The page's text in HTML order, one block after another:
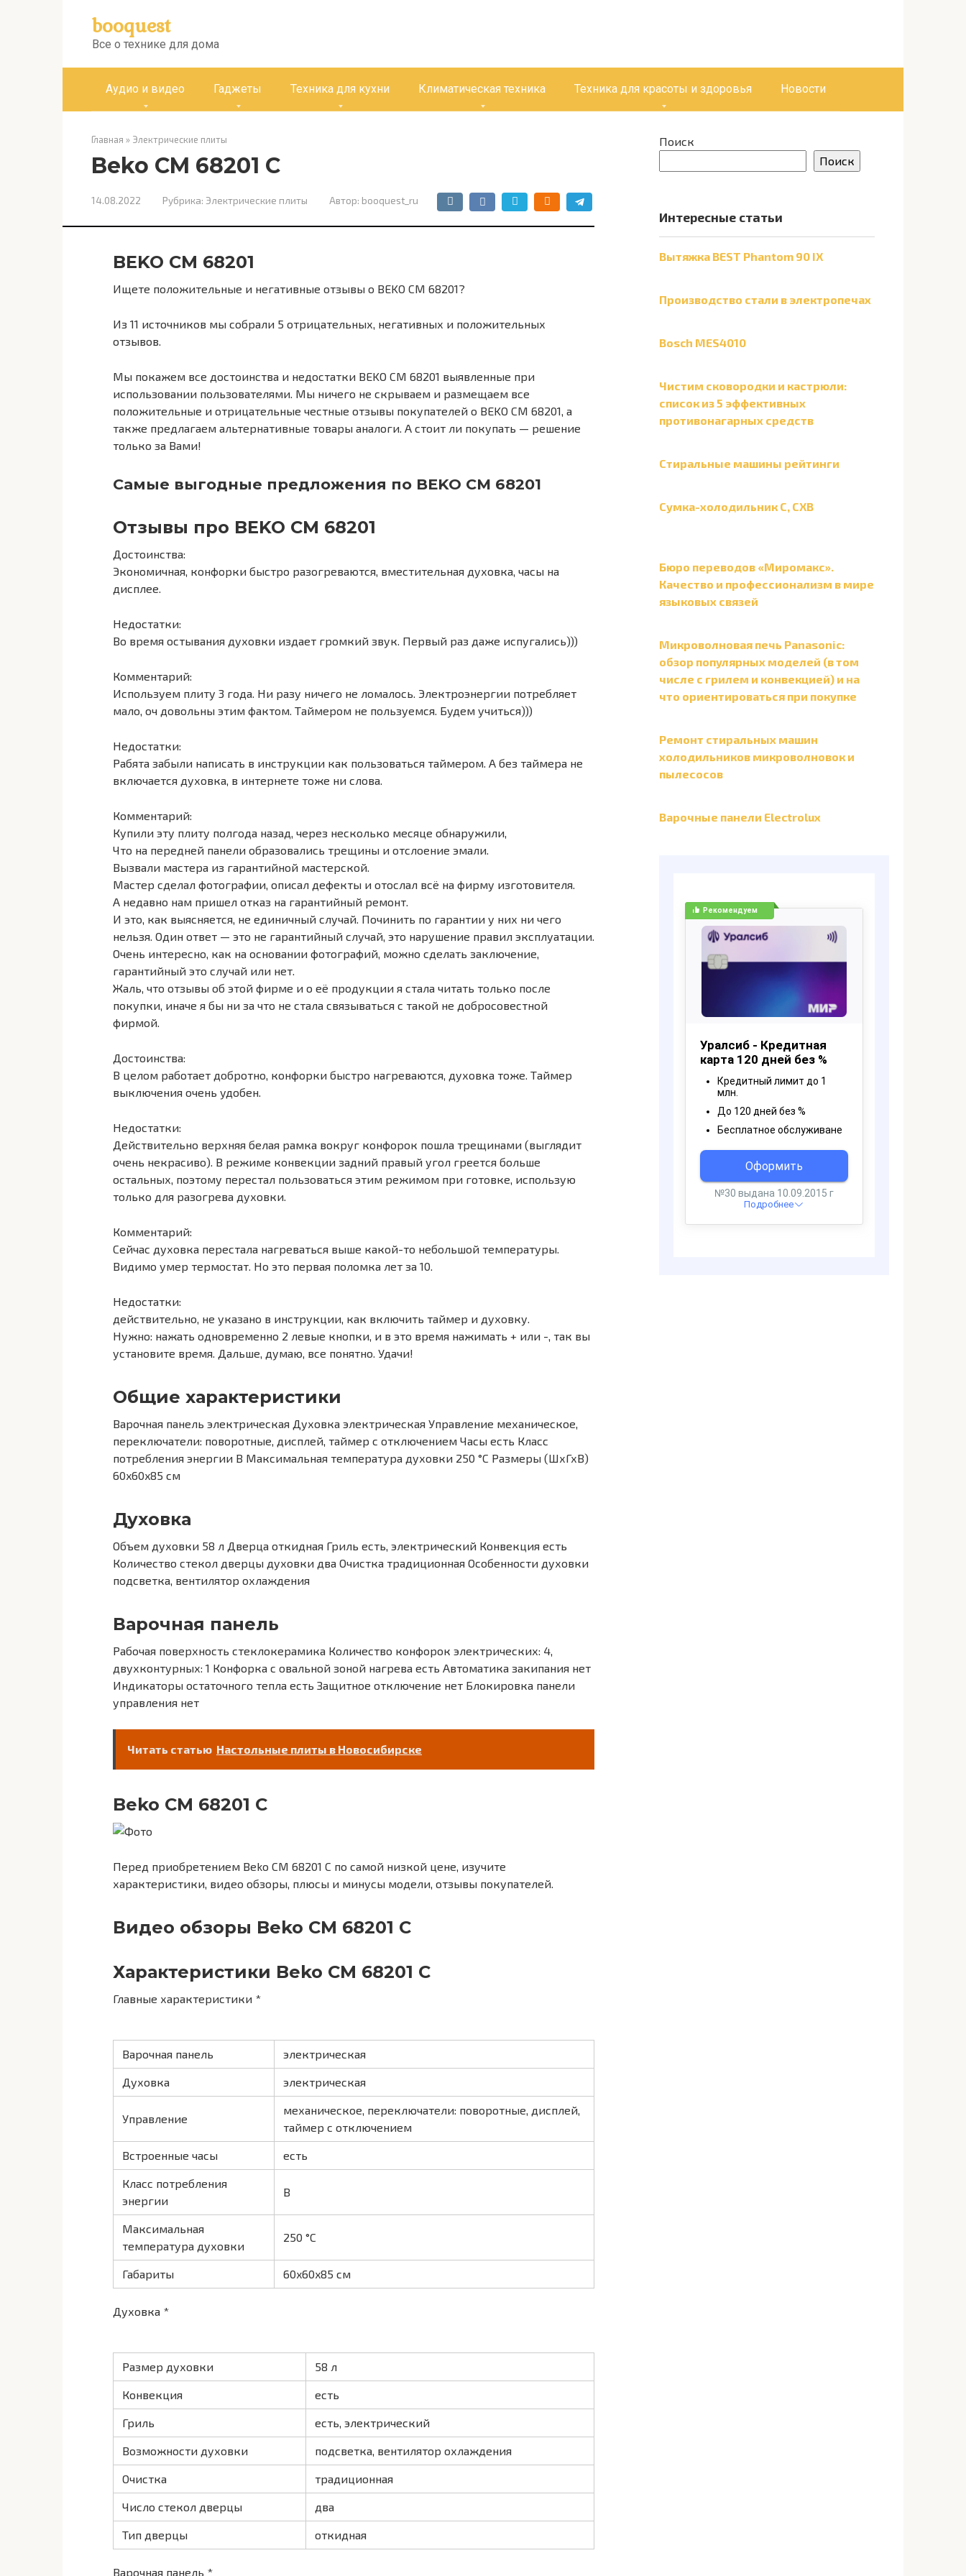
booquest
Все о технике для дома
Аудио и видео Гаджеты Техника для кухни Климатическая техника Техника для красоты и здоровья Новости
Главная » Электрические плиты
Beko CM 68201 C
14.08.2022 Рубрика: Электрические плиты Автор: booquest_ru
BEKO CM 68201
Ищете положительные и негативные отзывы о BEKO CM 68201?
Из 11 источников мы собрали 5 отрицательных, негативных и положительных
отзывов.
Мы покажем все достоинства и недостатки BEKO CM 68201 выявленные при
использовании пользователями. Мы ничего не скрываем и размещаем все
положительные и отрицательные честные отзывы покупателей о BEKO CM 68201, а
также предлагаем альтернативные товары аналоги. А стоит ли покупать — решение
только за Вами!
Самые выгодные предложения по BEKO CM 68201
Отзывы про BEKO CM 68201
Достоинства:
Экономичная, конфорки быстро разогреваются, вместительная духовка, часы на
дисплее.
Недостатки:
Во время остывания духовки издает громкий звук. Первый раз даже испугались)))
Комментарий:
Используем плиту 3 года. Ни разу ничего не ломалось. Электроэнергии потребляет
мало, оч довольны этим фактом. Таймером не пользуемся. Будем учиться)))
Недостатки:
Рабята забыли написать в инструкции как пользоваться таймером. А без таймера не
включается духовка, в интернете тоже ни слова.
Комментарий:
Купили эту плиту полгода назад, через несколько месяце обнаружили,
Что на передней панели образовались трещины и отслоение эмали.
Вызвали мастера из гарантийной мастерской.
Мастер сделал фотографии, описал дефекты и отослал всё на фирму изготовителя.
А недавно нам пришел отказ на гарантийный ремонт.
И это, как выясняется, не единичный случай. Починить по гарантии у них ни чего
нельзя. Один ответ — это не гарантийный случай, это нарушение правил эксплуатации.
Очень интересно, как на основании фотографий, можно сделать заключение,
гарантийный это случай или нет.
Жаль, что отзывы об этой фирме и о её продукции я стала читать только после
покупки, иначе я бы ни за что не стала связываться с такой не добросовестной
фирмой.
Достоинства:
В целом работает добротно, конфорки быстро нагреваются, духовка тоже. Таймер
выключения очень удобен.
Недостатки:
Действительно верхняя белая рамка вокруг конфорок пошла трещинами (выглядит
очень некрасиво). В режиме конвекции задний правый угол греется больше
остальных, поэтому перестал пользоваться этим режимом при готовке, использую
только для разогрева духовки.
Комментарий:
Сейчас духовка перестала нагреваться выше какой-то небольшой температуры.
Видимо умер термостат. Но это первая поломка лет за 10.
Недостатки:
действительно, не указано в инструкции, как включить таймер и духовку.
Нужно: нажать одновременно 2 левые кнопки, и в это время нажимать + или -, так вы
установите время. Дальше, думаю, все понятно. Удачи!
Общие характеристики
Варочная панель электрическая Духовка электрическая Управление механическое,
переключатели: поворотные, дисплей, таймер с отключением Часы есть Класс
потребления энергии B Максимальная температура духовки 250 °С Размеры (ШхГхВ)
60x60x85 см
Духовка
Объем духовки 58 л Дверца откидная Гриль есть, электрический Конвекция есть
Количество стекол дверцы духовки два Очистка традиционная Особенности духовки
подсветка, вентилятор охлаждения
Варочная панель
Рабочая поверхность стеклокерамика Количество конфорок электрических: 4,
двухконтурных: 1 Конфорка с овальной зоной нагрева есть Автоматика закипания нет
Индикаторы остаточного тепла есть Защитное отключение нет Блокировка панели
управления нет
Читать статью Настольные плиты в Новосибирске
Beko CM 68201 C
Перед приобретением Beko CM 68201 C по самой низкой цене, изучите
характеристики, видео обзоры, плюсы и минусы модели, отзывы покупателей.
Видео обзоры Beko CM 68201 C
Характеристики Beko CM 68201 C
Главные характеристики *
Варочная панель электрическая
Духовка электрическая
Управление
механическое, переключатели: поворотные, дисплей,
таймер с отключением
Встроенные часы есть
Класс потребления
энергии
B
Максимальная
температура духовки
250 °С
Габариты 60x60x85 см
Духовка *
Размер духовки 58 л
Конвекция есть
Гриль есть, электрический
Возможности духовки подсветка, вентилятор охлаждения
Очистка традиционная
Число стекол дверцы два
Тип дверцы откидная
Варочная панель *
Поиск
Поиск
Интересные статьи
Вытяжка BEST Phantom 90 IX
Производство стали в электропечах
Bosch MES4010
Чистим сковородки и кастрюли:
список из 5 эффективных
противонагарных средств
Стиральные машины рейтинги
Сумка-холодильник С, СХВ
Бюро переводов «Миромакс».
Качество и профессионализм в мире
языковых связей
Микроволновая печь Panasonic:
обзор популярных моделей (в том
числе с грилем и конвекцией) и на
что ориентироваться при покупке
Ремонт стиральных машин
холодильников микроволновок и
пылесосов
Варочные панели Electrolux